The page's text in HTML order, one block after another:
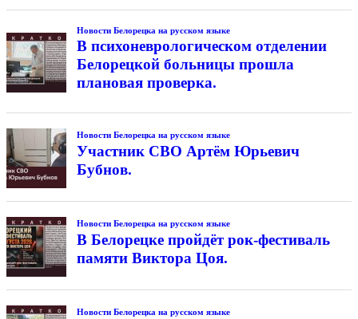
Новости Белорецка на русском языке
В психоневрологическом отделении
Белорецкой больницы прошла
плановая проверка.
Новости Белорецка на русском языке
Участник СВО Артём Юрьевич
Бубнов.
Новости Белорецка на русском языке
В Белорецке пройдёт рок-фестиваль
памяти Виктора Цоя.
Новости Белорецка на русском языке